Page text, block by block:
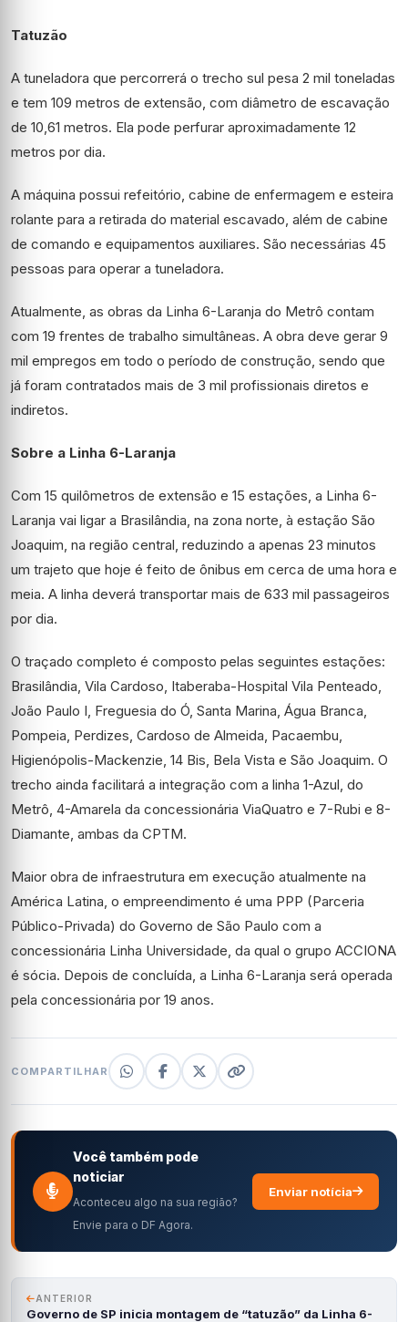
Tatuzão
A tuneladora que percorrerá o trecho sul pesa 2 mil toneladas
e tem 109 metros de extensão, com diâmetro de escavação
de 10,61 metros. Ela pode perfurar aproximadamente 12
metros por dia.
A máquina possui refeitório, cabine de enfermagem e esteira
rolante para a retirada do material escavado, além de cabine
de comando e equipamentos auxiliares. São necessárias 45
pessoas para operar a tuneladora.
Atualmente, as obras da Linha 6-Laranja do Metrô contam
com 19 frentes de trabalho simultâneas. A obra deve gerar 9
mil empregos em todo o período de construção, sendo que
já foram contratados mais de 3 mil profissionais diretos e
indiretos.
Sobre a Linha 6-Laranja
Com 15 quilômetros de extensão e 15 estações, a Linha 6-
Laranja vai ligar a Brasilândia, na zona norte, à estação São
Joaquim, na região central, reduzindo a apenas 23 minutos
um trajeto que hoje é feito de ônibus em cerca de uma hora e
meia. A linha deverá transportar mais de 633 mil passageiros
por dia.
O traçado completo é composto pelas seguintes estações:
Brasilândia, Vila Cardoso, Itaberaba-Hospital Vila Penteado,
João Paulo I, Freguesia do Ó, Santa Marina, Água Branca,
Pompeia, Perdizes, Cardoso de Almeida, Pacaembu,
Higienópolis-Mackenzie, 14 Bis, Bela Vista e São Joaquim. O
trecho ainda facilitará a integração com a linha 1-Azul, do
Metrô, 4-Amarela da concessionária ViaQuatro e 7-Rubi e 8-
Diamante, ambas da CPTM.
Maior obra de infraestrutura em execução atualmente na
América Latina, o empreendimento é uma PPP (Parceria
Público-Privada) do Governo de São Paulo com a
concessionária Linha Universidade, da qual o grupo ACCIONA
é sócia. Depois de concluída, a Linha 6-Laranja será operada
pela concessionária por 19 anos.
COMPARTILHAR
Você também pode
noticiar
Aconteceu algo na sua região?
Envie para o DF Agora.
Enviar notícia
ANTERIOR
Governo de SP inicia montagem de “tatuzão” da Linha 6-